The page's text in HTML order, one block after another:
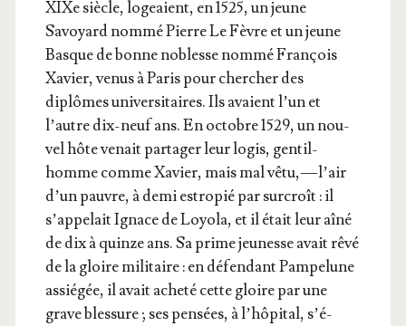
XIXe siècle, logeaient, en 1525, un jeune
Savoyard nom­mé Pierre Le Fèvre et un jeune
Basque de bonne noblesse nom­mé Fran­çois
Xavier, venus à Paris pour cher­cher des
diplômes uni­ver­si­taires. Ils avaient l’un et
l’autre dix-neuf ans. En octobre 1529, un nou­
vel hôte venait par­ta­ger leur logis, gen­til­
homme comme Xavier, mais mal vêtu, — l’air
d’un pauvre, à demi estro­pié par sur­croît : il
s’ap­pe­lait Ignace de Loyo­la, et il était leur aîné
de dix à quinze ans. Sa prime jeu­nesse avait rêvé
de la gloire mili­taire : en défen­dant Pam­pe­lune
assié­gée, il avait ache­té cette gloire par une
grave bles­sure ; ses pen­sées, à l’hô­pi­tal, s’é­